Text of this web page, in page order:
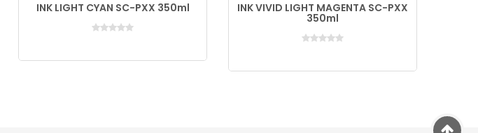
INK LIGHT CYAN SC-PXX 350ml INK VIVID LIGHT MAGENTA SC-PXX
350ml